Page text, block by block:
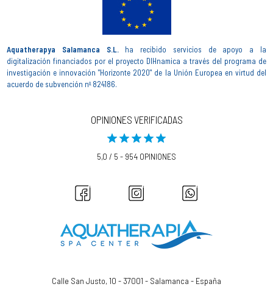
Aquatherapya Salamanca S.L. ha recibido servicios de apoyo a la
digitalización financiados por el proyecto DIHnamica a través del programa de
investigación e innovación "Horizonte 2020" de la Unión Europea en virtud del
acuerdo de subvención nº 824186.
OPINIONES VERIFICADAS
5,0 / 5 - 954 OPINIONES
Calle San Justo, 10 - 37001 - Salamanca - España